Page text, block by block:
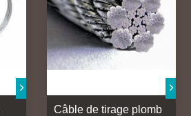
Câble de tirage plomb